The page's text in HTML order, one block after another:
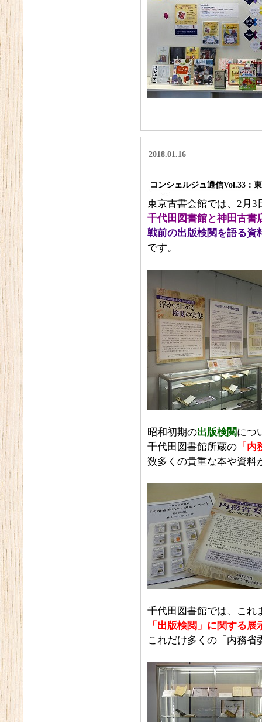
2018.01.16
コンシェルジュ通信Vol.33：
東京古書会館では、2月3
千代田図書館と神田古書
戦前の出版検閲を語る資
です。
昭和初期の出版検閲につ
千代田図書館所蔵の 「
数多くの貴重な本や資料
千代田図書館では、これ
「出版検閲」に関する展
これだけ多くの「内務省